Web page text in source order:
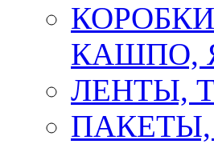
КАШПО,
ЛЕНТЫ,